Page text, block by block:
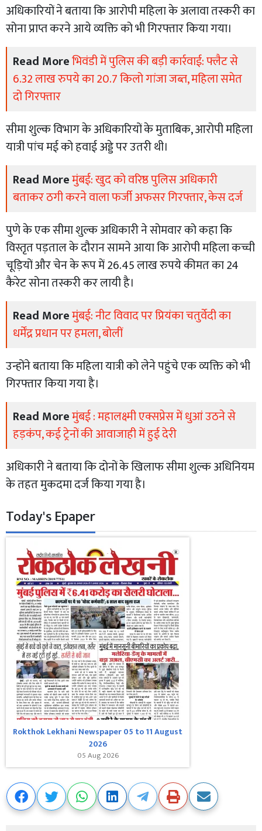
अधिकारियों ने बताया कि आरोपी महिला के अलावा तस्करी का
सोना प्राप्त करने आये व्यक्ति को भी गिरफ्तार किया गया।
Read Moreभिवंडी में पुलिस की बड़ी कार्रवाई: फ्लैट से
6.32 लाख रुपये का 20.7 किलो गांजा जब्त, महिला समेत
दो गिरफ्तार
सीमा शुल्क विभाग के अधिकारियों के मुताबिक, आरोपी महिला
यात्री पांच मई को हवाई अड्डे पर उतरी थी।
Read Moreमुंबई: खुद को वरिष्ठ पुलिस अधिकारी
बताकर ठगी करने वाला फर्जी अफसर गिरफ्तार, केस दर्ज
पुणे के एक सीमा शुल्क अधिकारी ने सोमवार को कहा कि
विस्तृत पड़ताल के दौरान सामने आया कि आरोपी महिला कच्ची
चूड़ियों और चेन के रूप में 26.45 लाख रुपये कीमत का 24
कैरेट सोना तस्करी कर लायी है।
Read Moreमुंबई: नीट विवाद पर प्रियंका चतुर्वेदी का
धर्मेंद्र प्रधान पर हमला, बोलीं
उन्होंने बताया कि महिला यात्री को लेने पहुंचे एक व्यक्ति को भी
गिरफ्तार किया गया है।
Read Moreमुंबई : महालक्ष्मी एक्सप्रेस में धुआं उठने से
हड़कंप, कई ट्रेनों की आवाजाही में हुई देरी
अधिकारी ने बताया कि दोनों के खिलाफ सीमा शुल्क अधिनियम
के तहत मुकदमा दर्ज किया गया है।
Today's Epaper
Rokthok Lekhani Newspaper 05 to 11 August
2026
05 Aug 2026